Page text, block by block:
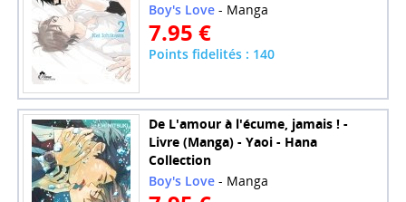
Boy's Love - Manga
7.95 €
Points fidelités : 140
De L'amour à l'écume, jamais ! -
Livre (Manga) - Yaoi - Hana
Collection
Boy's Love - Manga